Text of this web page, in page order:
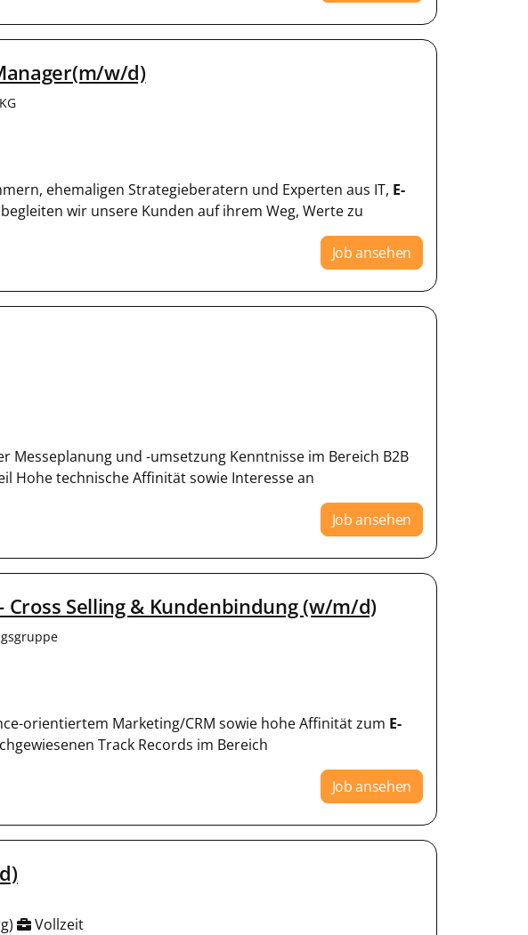
w/d)
ehemaligen Strategieberatern und Experten aus IT, E-
wir unsere Kunden auf ihrem Weg, Werte zu
Job ansehen
und -umsetzung Kenntnisse im Bereich B2B
Hohe technische Affinität sowie Interesse an
Job ansehen
Selling & Kundenbindung (w/m/d)
orientiertem Marketing/CRM sowie hohe Affinität zum E-
Track Records im Bereich
Job ansehen
Vollzeit